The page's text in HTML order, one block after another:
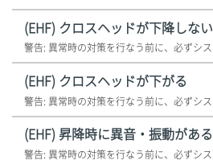
(EHF) クロスヘッドが下降しない
(EHF) クロスヘッドが下がる
(EHF) 昇降時に異音・振動がある